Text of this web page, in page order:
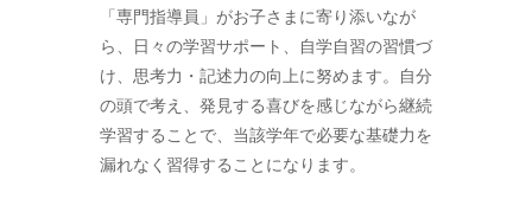
「専門指導員」がお子さまに寄り添いなが
ら、日々の学習サポート、自学自習の習慣づ
け、思考力・記述力の向上に努めます。自分
の頭で考え、発見する喜びを感じながら継続
学習することで、当該学年で必要な基礎力を
漏れなく習得することになります。